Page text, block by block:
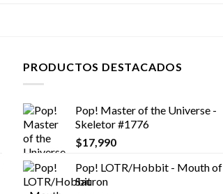
PRODUCTOS DESTACADOS
Pop! Master of the Universe -
Skeletor #1776
$17,990
Pop! LOTR/Hobbit - Mouth of
Sauron